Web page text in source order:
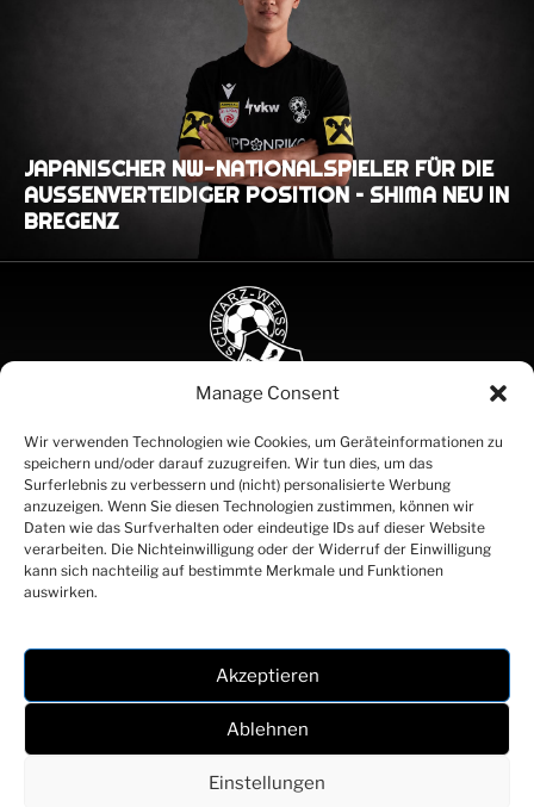
Manage Consent
Wir verwenden Technologien wie Cookies, um Geräteinformationen zu
speichern und/oder darauf zuzugreifen. Wir tun dies, um das
Surferlebnis zu verbessern und (nicht) personalisierte Werbung
anzuzeigen. Wenn Sie diesen Technologien zustimmen, können wir
Daten wie das Surfverhalten oder eindeutige IDs auf dieser Website
verarbeiten. Die Nichteinwilligung oder der Widerruf der Einwilligung
kann sich nachteilig auf bestimmte Merkmale und Funktionen
auswirken.
Akzeptieren
Ablehnen
Einstellungen
JAPANISCHER NW-NATIONALSPIELER FÜR DIE
AUSSENVERTEIDIGER POSITION – SHIMA NEU IN B
REGENZ
SCHWARZ
WEISS
BREGENZ
SEIT 1919
Partner
Kontakt
Impressum
Webdesign und Umsetzung: Fabian Wohlfarter, Anna Scheidbach